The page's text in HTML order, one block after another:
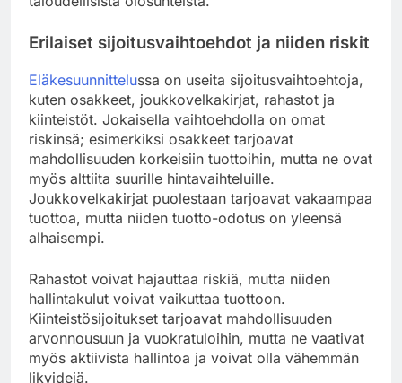
Erilaiset sijoitusvaihtoehdot ja niiden riskit
Eläkesuunnittelussa on useita sijoitusvaihtoehtoja,
kuten osakkeet, joukkovelkakirjat, rahastot ja
kiinteistöt. Jokaisella vaihtoehdolla on omat
riskinsä; esimerkiksi osakkeet tarjoavat
mahdollisuuden korkeisiin tuottoihin, mutta ne ovat
myös alttiita suurille hintavaihteluille.
Joukkovelkakirjat puolestaan tarjoavat vakaampaa
tuottoa, mutta niiden tuotto-odotus on yleensä
alhaisempi.
Rahastot voivat hajauttaa riskiä, mutta niiden
hallintakulut voivat vaikuttaa tuottoon.
Kiinteistösijoitukset tarjoavat mahdollisuuden
arvonnousuun ja vuokratuloihin, mutta ne vaativat
myös aktiivista hallintoa ja voivat olla vähemmän
likvidejä.